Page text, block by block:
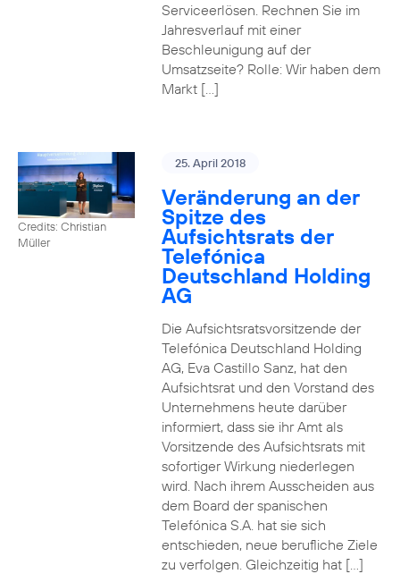
Serviceerlösen. Rechnen Sie im
Jahresverlauf mit einer
Beschleunigung auf der
Umsatzseite? Rolle: Wir haben dem
Markt […]
Credits: Christian
Müller
25. April 2018
Veränderung an der
Spitze des
Aufsichtsrats der
Telefónica
Deutschland Holding
AG
Die Aufsichtsratsvorsitzende der
Telefónica Deutschland Holding
AG, Eva Castillo Sanz, hat den
Aufsichtsrat und den Vorstand des
Unternehmens heute darüber
informiert, dass sie ihr Amt als
Vorsitzende des Aufsichtsrats mit
sofortiger Wirkung niederlegen
wird. Nach ihrem Ausscheiden aus
dem Board der spanischen
Telefónica S.A. hat sie sich
entschieden, neue berufliche Ziele
zu verfolgen. Gleichzeitig hat […]